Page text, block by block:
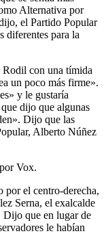
Alternativa por
el Partido Popular
diferentes para la
Rodil con una tímida
un poco más firme».
y le gustaría
dijo que algunas
Dijo que las
Alberto Núñez
Vox.
por el centro-derecha,
Serna, el exalcalde
Dijo que en lugar de
le habían